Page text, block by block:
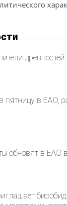
пятницу в ЕАО,
обновят в ЕАО